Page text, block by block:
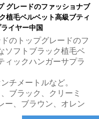
グレードのファッショナブ
植毛ベルベット高級ブティ
イヤー中国
のトップグレードのフ
ソフトブラック植毛ベ
ィックハンガーサプラ
チメートルなど。
ブラック、クリーミ
ー、ブラウン、オレン